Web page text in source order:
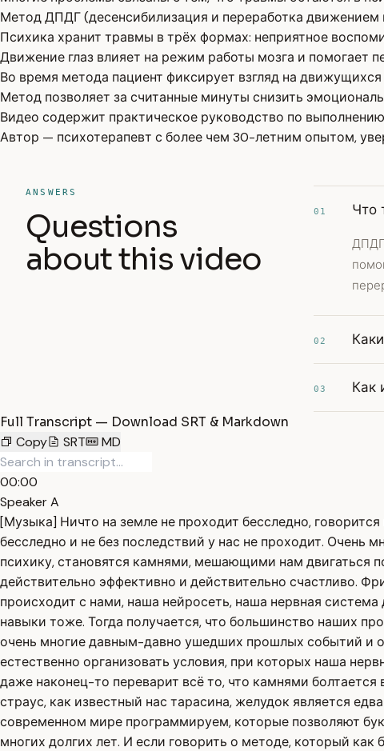
Метод ДПДГ (десенсибилизация и переработка
Психика хранит травмы в трёх формах: неприятное
Движение глаз влияет на режим работы мозга и помогает
Во время метода пациент фиксирует взгляд на
Метод позволяет за считанные минуты снизить
Видео содержит практическое руководство по
Автор — психотерапевт с более чем 30-летним опытом,
ANSWERS
Questions
about this video
01 Что
ДПДГ
02
03 Как
Full Transcript — Download SRT & Markdown
Copy
SRT MD
00:00
Speaker A
[Музыка] Ничто на земле не проходит бесследно,
бесследно и не без последствий у нас не проходит.
психику, становятся камнями, мешающими нам двигаться
действительно эффективно и действительно счастливо.
происходит с нами, наша нейросеть, наша нервная
навыки тоже. Тогда получается, что большинство наших
очень многие давным-давно ушедших прошлых событий и
естественно организовать условия, при которых наша
даже наконец-то переварит всё то, что камнями болтается
страус, как известный нас тарасина, желудок является
современном мире программируем, которые позволяют
многих долгих лет. И если говорить о методе, который как